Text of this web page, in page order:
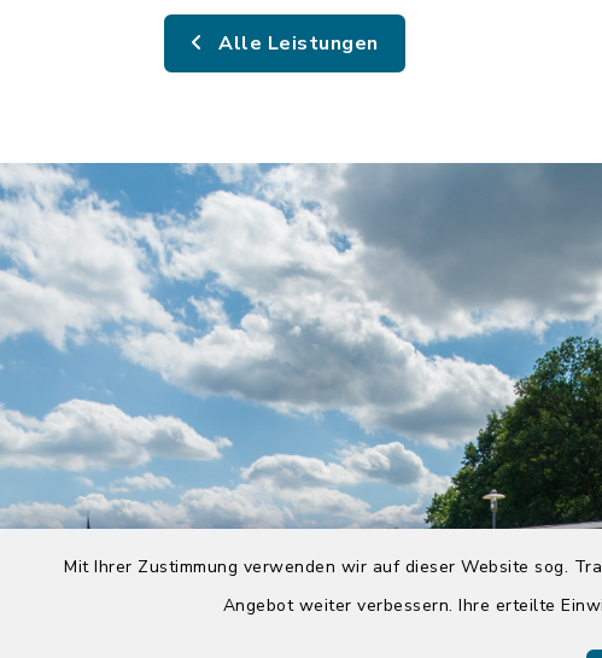
Mit Ihrer Zustimmung verwenden wir auf dieser Website sog.
Angebot weiter verbessern. Ihre erteilte
Alle Leistungen